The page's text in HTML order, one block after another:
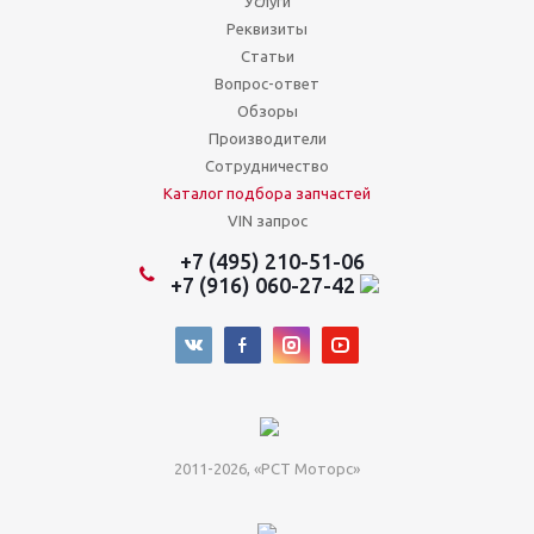
Реквизиты
Статьи
Вопрос-ответ
Обзоры
Производители
Сотрудничество
Каталог подбора запчастей
VIN запрос
+7 (495) 210-51-06
+7 (916) 060-27-42
2011-2026, «РСТ Моторс»